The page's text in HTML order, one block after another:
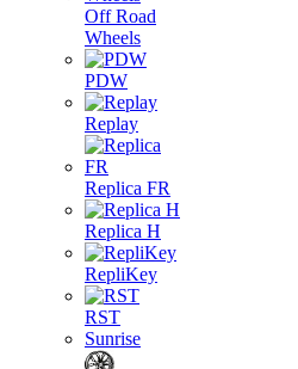
Off Road
Wheels
PDW
Replay
Replica FR
Replica H
RepliKey
RST
Sunrise